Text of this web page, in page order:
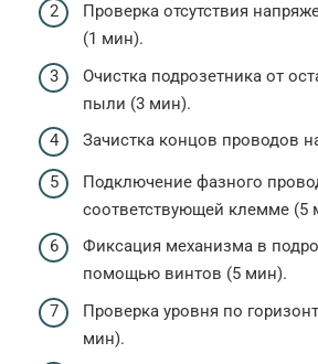
Проверка отсутствия
(1 мин).
Очистка подрозетника от
пыли (3 мин).
Зачистка концов проводов
Подключение фазного
соответствующей клемме (5
Фиксация механизма в
помощью винтов (5 мин).
Проверка уровня по
мин).